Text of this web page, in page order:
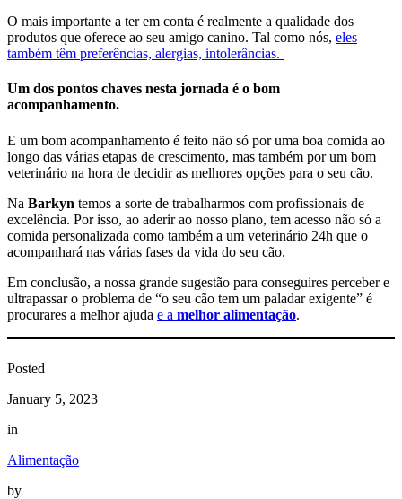
O mais importante a ter em conta é realmente a qualidade dos
produtos que oferece ao seu amigo canino. Tal como nós, eles
também têm preferências, alergias, intolerâncias.
Um dos pontos chaves nesta jornada é o bom
acompanhamento.
E um bom acompanhamento é feito não só por uma boa comida ao
longo das várias etapas de crescimento, mas também por um bom
veterinário na hora de decidir as melhores opções para o seu cão.
Na Barkyn temos a sorte de trabalharmos com profissionais de
excelência. Por isso, ao aderir ao nosso plano, tem acesso não só a
comida personalizada como também a um veterinário 24h que o
acompanhará nas várias fases da vida do seu cão.
Em conclusão, a nossa grande sugestão para conseguires perceber e
ultrapassar o problema de “o seu cão tem um paladar exigente” é
procurares a melhor ajuda e a melhor alimentação.
Posted
January 5, 2023
in
Alimentação
by